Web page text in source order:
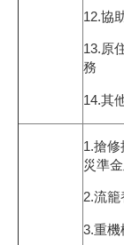
12.協
13.原
務
14.其
1.搶
災準
2.流
3.重機